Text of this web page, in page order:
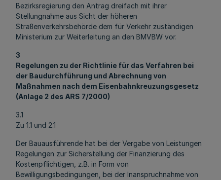
Bezirksregierung den Antrag dreifach mit ihrer
Stellungnahme aus Sicht der höheren
Straßenverkehrsbehörde dem für Verkehr zuständigen
Ministerium zur Weiterleitung an den BMVBW vor.
3
Regelungen zu der Richtlinie für das Verfahren bei
der Baudurchführung und Abrechnung von
Maßnahmen nach dem Eisenbahnkreuzungsgesetz
(Anlage 2 des ARS 7/2000)
3.1
Zu 1.1 und 2.1
Der Bauausführende hat bei der Vergabe von Leistungen
Regelungen zur Sicherstellung der Finanzierung des
Kostenpflichtigen, z.B. in Form von
Bewilligungsbedingungen, bei der Inanspruchnahme von